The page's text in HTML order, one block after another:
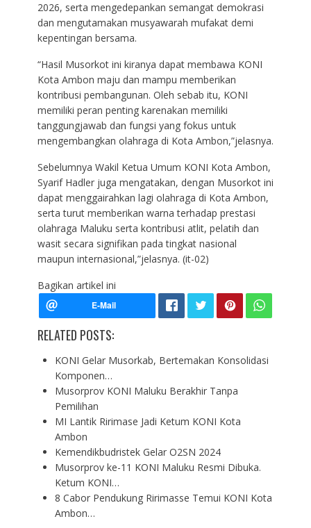
2026, serta mengedepankan semangat demokrasi
dan mengutamakan musyawarah mufakat demi
kepentingan bersama.
“Hasil Musorkot ini kiranya dapat membawa KONI
Kota Ambon maju dan mampu memberikan
kontribusi pembangunan. Oleh sebab itu, KONI
memiliki peran penting karenakan memiliki
tanggungjawab dan fungsi yang fokus untuk
mengembangkan olahraga di Kota Ambon,”jelasnya.
Sebelumnya Wakil Ketua Umum KONI Kota Ambon,
Syarif Hadler juga mengatakan, dengan Musorkot ini
dapat menggairahkan lagi olahraga di Kota Ambon,
serta turut memberikan warna terhadap prestasi
olahraga Maluku serta kontribusi atlit, pelatih dan
wasit secara signifikan pada tingkat nasional
maupun internasional,”jelasnya. (it-02)
Bagikan artikel ini
RELATED POSTS:
KONI Gelar Musorkab, Bertemakan Konsolidasi
Komponen…
Musorprov KONI Maluku Berakhir Tanpa
Pemilihan
MI Lantik Ririmase Jadi Ketum KONI Kota
Ambon
Kemendikbudristek Gelar O2SN 2024
Musorprov ke-11 KONI Maluku Resmi Dibuka.
Ketum KONI…
8 Cabor Pendukung Ririmasse Temui KONI Kota
Ambon…